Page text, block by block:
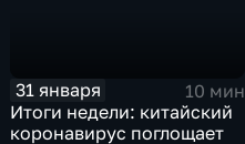
31 января
10 мин
Итоги недели: китайский
коронавирус поглощает